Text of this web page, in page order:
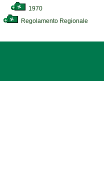
1970
Regolamento Regionale